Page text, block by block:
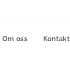
Om oss Kontakt